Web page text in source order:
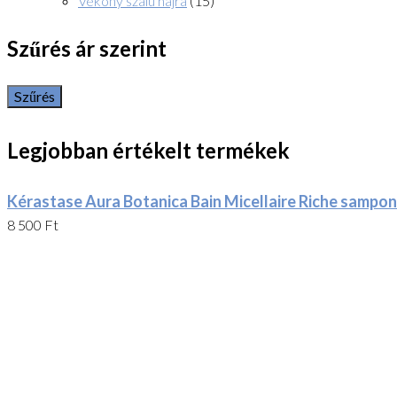
Szűrés ár szerint
Szűrés
Legjobban értékelt termékek
Kérastase Aura Botanica Bain Micellaire Riche
8 500 Ft